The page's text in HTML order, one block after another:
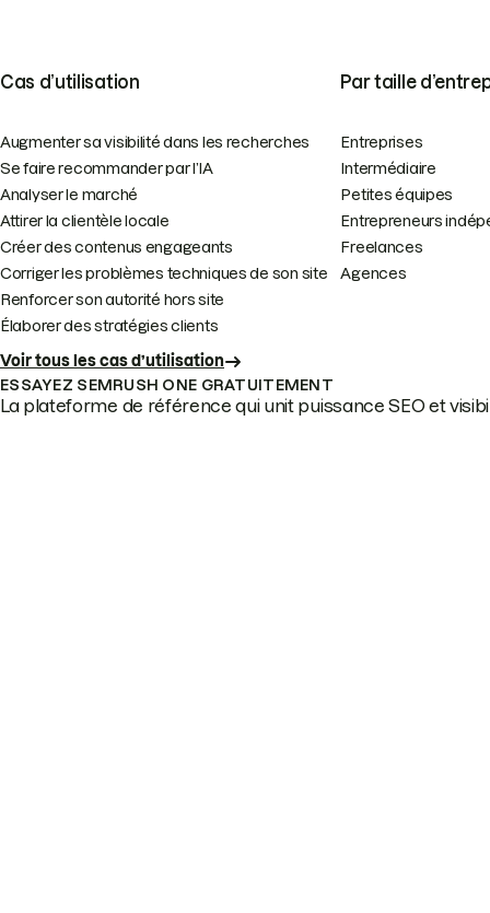
Cas d’utilisation
Augmenter sa visibilité dans les recherches
Se faire recommander par l’IA
Analyser le marché
Attirer la clientèle locale
Créer des contenus engageants
Corriger les problèmes techniques de son site
Renforcer son autorité hors site
Élaborer des stratégies clients
Voir tous les cas d’utilisation
Par taille
Entreprises
Intermédiaire
Petites équipes
Entrepreneurs
Freelances
Agences
ESSAYEZ SEMRUSH ONE GRATUITEMENT
La plateforme de référence qui unit puissance SEO et